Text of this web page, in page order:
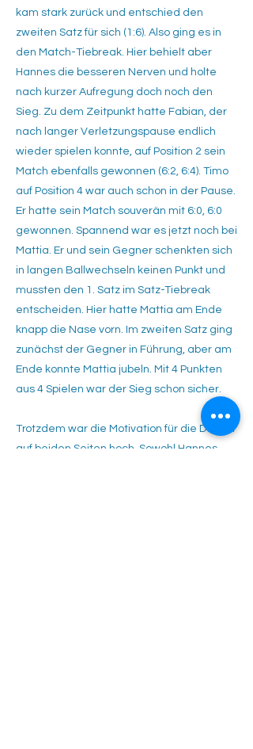
kam stark zurück und entschied den
zweiten Satz für sich (1:6). Also ging es in
den Match-Tiebreak. Hier behielt aber
Hannes die besseren Nerven und holte
nach kurzer Aufregung doch noch den
Sieg. Zu dem Zeitpunkt hatte Fabian, der
nach langer Verletzungspause endlich
wieder spielen konnte, auf Position 2 sein
Match ebenfalls gewonnen (6:2, 6:4). Timo
auf Position 4 war auch schon in der Pause.
Er hatte sein Match souverän mit 6:0, 6:0
gewonnen. Spannend war es jetzt noch bei
Mattia. Er und sein Gegner schenkten sich
in langen Ballwechseln keinen Punkt und
mussten den 1. Satz im Satz-Tiebreak
entscheiden. Hier hatte Mattia am Ende
knapp die Nase vorn. Im zweiten Satz ging
zunächst der Gegner in Führung, aber am
Ende konnte Mattia jubeln. Mit 4 Punkten
aus 4 Spielen war der Sieg schon sicher.
Trotzdem war die Motivation für die Doppel
auf beiden Seiten hoch. Sowohl Hannes